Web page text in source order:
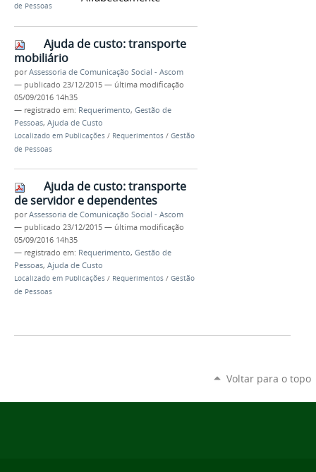
de Pessoas
Ajuda de custo: transporte
mobiliário
porAssessoria de Comunicação Social - Ascom
— publicado 23/12/2015 — última modificação
05/09/2016 14h35
— registrado em: Requerimento, Gestão de
Pessoas, Ajuda de Custo
Localizado em Publicações / Requerimentos / Gestão
de Pessoas
Ajuda de custo: transporte
de servidor e dependentes
porAssessoria de Comunicação Social - Ascom
— publicado 23/12/2015 — última modificação
05/09/2016 14h35
— registrado em: Requerimento, Gestão de
Pessoas, Ajuda de Custo
Localizado em Publicações / Requerimentos / Gestão
de Pessoas
Voltar para o topo